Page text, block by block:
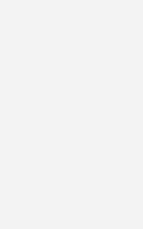
verändern werden.
der TU München,
digitalen
geht es um die
auf der Basis von
von